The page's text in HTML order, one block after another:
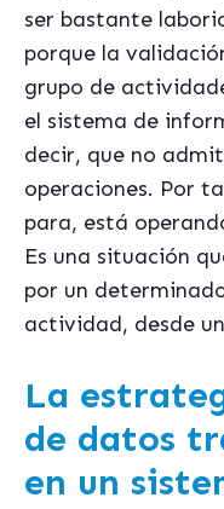
ser bastante
porque la
grupo de
el sistema de
decir, que no
operaciones. Por
para, está
Es una situación
por un
actividad, desde
La
de datos
en un